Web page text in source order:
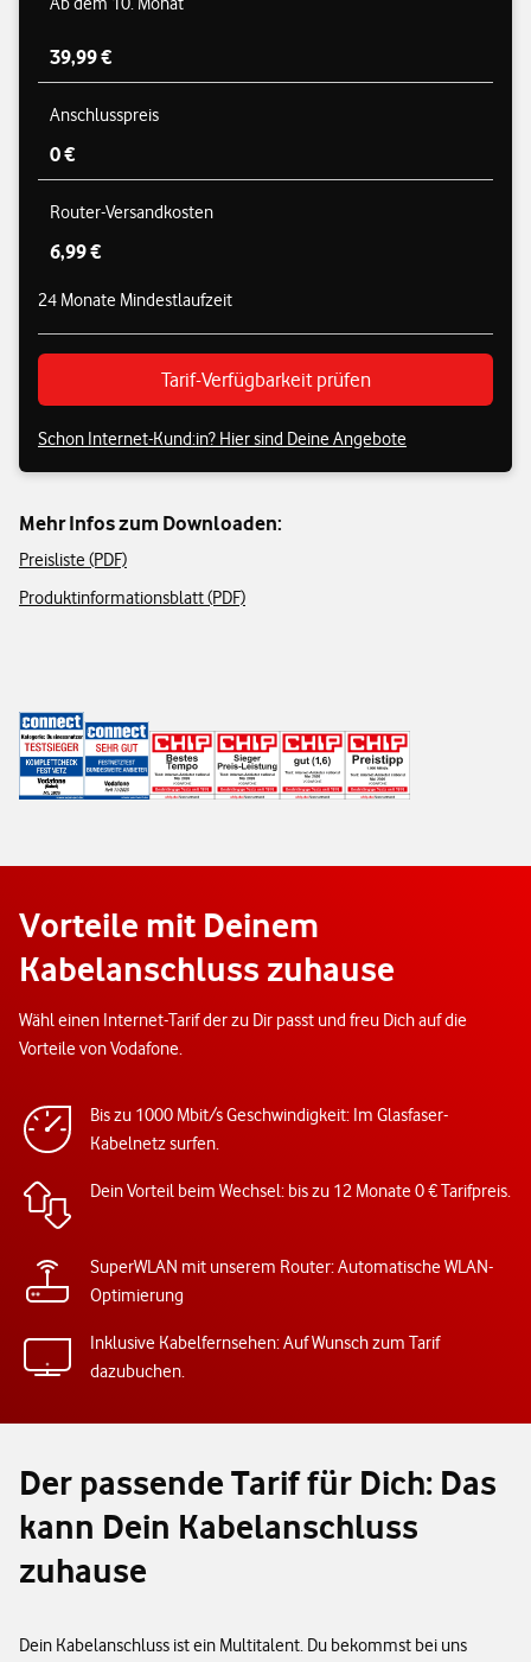
39,99 €
Anschlusspreis
0 €
Router-Versandkosten
6,99 €
24 Monate Mindestlaufzeit
Tarif-Verfügbarkeit prüfen
Schon Internet-Kund:in? Hier sind Deine Angebote
Mehr Infos zum Downloaden:
Preisliste (PDF)
Produktinformationsblatt (PDF)
Vorteile mit Deinem
Kabelanschluss zuhause
Wähl einen Internet-Tarif der zu Dir passt und freu Dich auf die
Vorteile von Vodafone.
Bis zu 1000 Mbit/s Geschwindigkeit: Im Glasfaser-
Kabelnetz surfen.
Dein Vorteil beim Wechsel: bis zu 12 Monate 0 € Tarifpreis.
SuperWLAN mit unserem Router: Automatische WLAN-
Optimierung
Inklusive Kabelfernsehen: Auf Wunsch zum Tarif
dazubuchen.
Der passende Tarif für Dich: Das
kann Dein Kabelanschluss
zuhause
Dein Kabelanschluss ist ein Multitalent. Du bekommst bei uns